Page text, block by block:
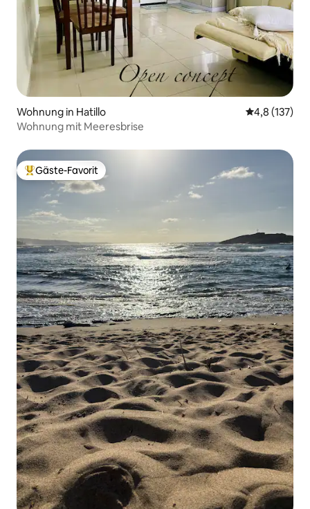
Wohnung in Hatillo
4,8 (137)
Wohnung mit Meeresbrise
Beliebter Gäste-Favorit.
Gäste-Favorit